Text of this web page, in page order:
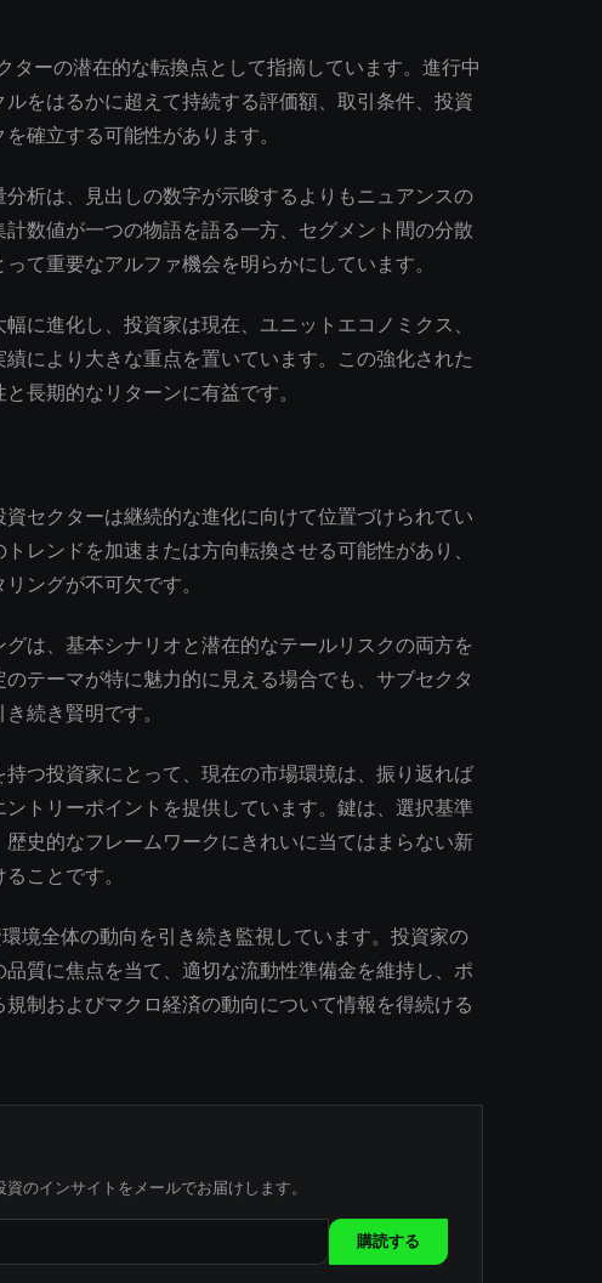
ターの潜在的な転換点として指摘しています。進行中
をはるかに超えて持続する評価額、取引条件、投資
確立する可能性があります。
析は、見出しの数字が示唆するよりもニュアンスの
数値が一つの物語を語る一方、セグメント間の分散
て重要なアルファ機会を明らかにしています。
に進化し、投資家は現在、ユニットエコノミクス、
により大きな重点を置いています。この強化された
長期的なリターンに有益です。
セクターは継続的な進化に向けて位置づけられてい
レンドを加速または方向転換させる可能性があり、
ングが不可欠です。
は、基本シナリオと潜在的なテールリスクの両方を
テーマが特に魅力的に見える場合でも、サブセクタ
続き賢明です。
つ投資家にとって、現在の市場環境は、振り返れば
トリーポイントを提供しています。鍵は、選択基準
史的なフレームワークにきれいに当てはまらない新
ことです。
境全体の動向を引き続き監視しています。投資家の
質に焦点を当て、適切な流動性準備金を維持し、ポ
制およびマクロ経済の動向について情報を得続ける
のインサイトをメールでお届けします。
購読する